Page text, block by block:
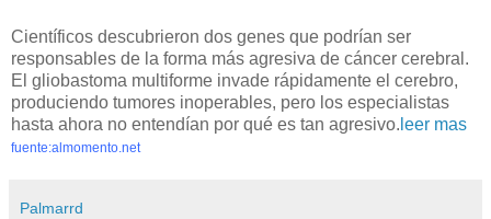
Científicos descubrieron dos genes que podrían ser
responsables de la forma más agresiva de cáncer cerebral.
El gliobastoma multiforme invade rápidamente el cerebro,
produciendo tumores inoperables, pero los especialistas
hasta ahora no entendían por qué es tan agresivo. leer mas
fuente:almomento.net
Palmarrd